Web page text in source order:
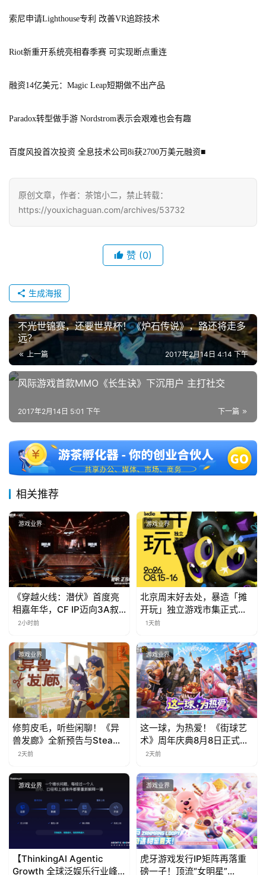
中
中
)
索尼申请Lighthouse专利 改善VR追踪技术
Riot新重开系统亮相春季赛 可实现断点重连
融资14亿美元：Magic Leap短期做不出产品
Paradox转型做手游 Nordstrom表示会艰难也会有趣
百度风投首次投资 全息技术公司8i获2700万美元融资■
原创文章，作者：茶馆小二，禁止转载：
https://youxichaguan.com/archives/53732
赞 (0)
生成海报
不光世锦赛，还要世界杯！《炉石传说》，路还将走多
远？
上一篇 2017年2月14日 4:14 下午
风际游戏首款MMO《长生诀》下沉用户 主打社交
下一篇
2017年2月14日 5:01 下午
相关推荐
游戏业界
《穿越火线：潜伏》首度亮
相嘉年华，CF IP迈向3A叙
事新高度
2小时前
游戏业界
北京周末好去处，暴造「摊
开玩」独立游戏市集正式开
票！
1天前
游戏业界
修剪皮毛，听些闲聊！《异
兽发廊》全新预告与Steam
免费试玩公开
2天前
游戏业界
这一球，为热爱！《街球艺
术》周年庆典8月8日正式上
线，多重福利与全新内容同
2天前
游戏业界
【ThinkingAI Agentic
Growth 全球泛娱乐行业峰
游戏业界
虎牙游戏发行IP矩阵再落重
磅一子！顶流“女明星”